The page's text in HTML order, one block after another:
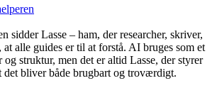
sidder Lasse – ham, der researcher, skriver,
alle guides er til at forstå. AI bruges som et
struktur, men det er altid Lasse, der styrer
det bliver både brugbart og troværdigt.